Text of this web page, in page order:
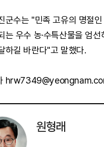
군수는 "민족 고유의 명절
는 우수 농·수특산물을 엄
하길 바란다"고 말했다.
원형래